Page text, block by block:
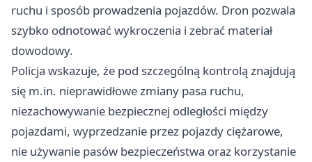
ruchu i sposób prowadzenia pojazdów. Dron pozwala
szybko odnotować wykroczenia i zebrać materiał
dowodowy.
Policja wskazuje, że pod szczególną kontrolą znajdują
się m.in. nieprawidłowe zmiany pasa ruchu,
niezachowywanie bezpiecznej odległości między
pojazdami, wyprzedzanie przez pojazdy ciężarowe,
nie używanie pasów bezpieczeństwa oraz korzystanie